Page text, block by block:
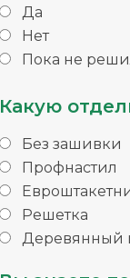
Да
Нет
Пока не
Какую
Без зашивки
Профнастил
Решетка
Деревянный